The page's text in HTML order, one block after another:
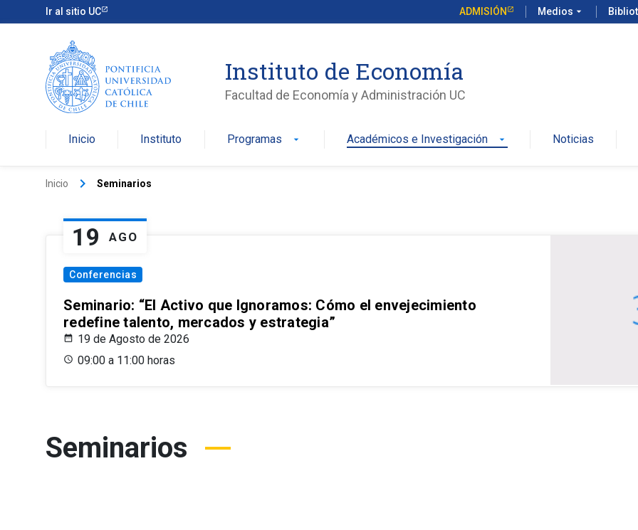
Ir al sitio UC ADMISIÓN Medios arrow_drop_down
Instituto de Economía
Facultad de Economía y Administración UC
Inicio Instituto Programas arrow_drop_down Académicos e Investigación arrow_drop_down Noticias
Inicio keyboard_arrow_right Seminarios
19 AGO
Conferencias
Seminario: “El Activo que Ignoramos: Cómo el envejecimiento
redefine talento, mercados y estrategia”
19 de Agosto de 2026
09:00 a 11:00 horas
Seminarios